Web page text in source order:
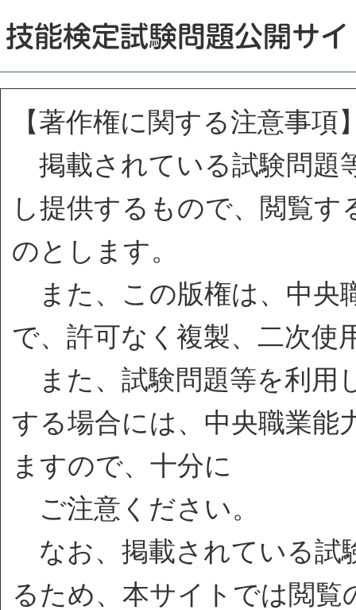
【著作権に関する注意事項
掲載されている試験問題
し提供するもので、閲覧
のとします。
また、この版権は、中央
で、許可なく複製、二次使
また、試験問題等を利用
する場合には、中央職業能
ますので、十分に
ご注意ください。
なお、掲載されている試
るため、本サイトでは閲